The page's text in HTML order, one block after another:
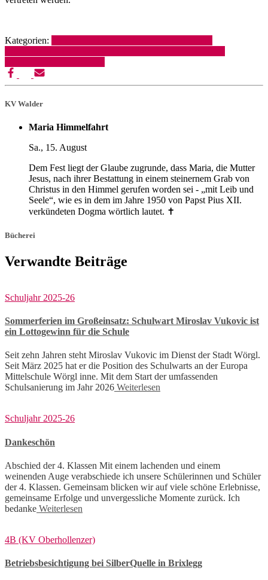
Kategorien:
KV Walder
Maria Himmelfahrt
Sa., 15. August
Dem Fest liegt der Glaube zugrunde, dass Maria, die Mutter
Jesus, nach ihrer Bestattung in einem steinernem Grab von
Christus in den Himmel gerufen worden sei - „mit Leib und
Seele“, wie es in dem im Jahre 1950 von Papst Pius XII.
verkündeten Dogma wörtlich lautet. ✝️
Bücherei
Verwandte Beiträge
Schuljahr 2025-26
Sommerferien im Großeinsatz: Schulwart Miroslav Vukovic ist
ein Lottogewinn für die Schule
Seit zehn Jahren steht Miroslav Vukovic im Dienst der Stadt Wörgl.
Seit März 2025 hat er die Position des Schulwarts an der Europa
Mittelschule Wörgl inne. Mit dem Start der umfassenden
Schulsanierung im Jahr 2026 Weiterlesen
Schuljahr 2025-26
Dankeschön
Abschied der 4. Klassen Mit einem lachenden und einem
weinenden Auge verabschiede ich unsere Schülerinnen und Schüler
der 4. Klassen. Gemeinsam blicken wir auf viele schöne Erlebnisse,
gemeinsame Erfolge und unvergessliche Momente zurück. Ich
bedanke Weiterlesen
4B (KV Oberhollenzer)
Betriebsbesichtigung bei SilberQuelle in Brixlegg